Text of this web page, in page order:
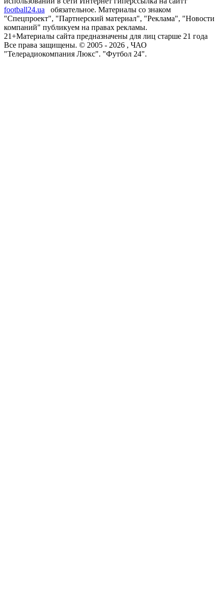
football24.ua
обязательное. Материалы со знаком
"Спецпроект", "Партнерский материал", "Реклама", "Новости
компаний" публикуем на правах рекламы.
21+Материалы сайта предназначены для лиц старше 21 года
Все права защищены. © 2005 - 2026 , ЧАО
"Телерадиокомпания Люкс". "Футбол 24".